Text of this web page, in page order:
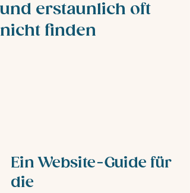
und erstaunlich oft
nicht finden
Ein Website-Guide für
die